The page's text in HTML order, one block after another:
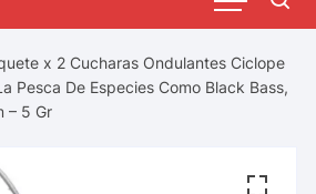
x 2 Cucharas Ondulantes Ciclope
Pesca De Especies Como Black Bass,
– 5 Gr